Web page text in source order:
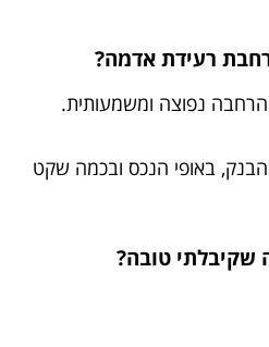
רעידת אדמה?
נפוצה ומשמעותית.
באופי הנכס ובכמה שקט
שקיבלתי טובה?